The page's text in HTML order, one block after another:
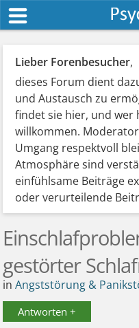
Lieber Forenbesucher,
dieses Forum dient
und Austausch zu
findet sie hier, und wer
willkommen.
Umgang respektvoll
Atmosphäre sind
einfühlsame Beiträge
oder verurteilende
gestörter
inAngststörung &
Antworten +